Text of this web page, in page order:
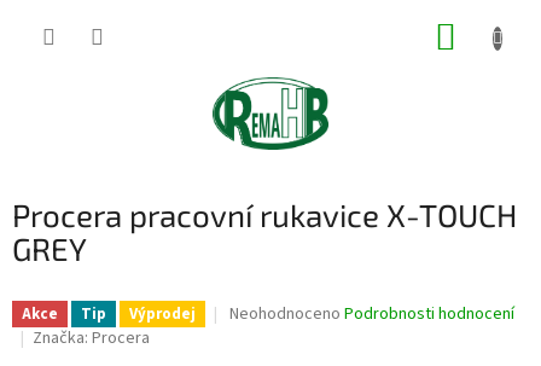
Procera pracovní rukavice X-TOUCH
GREY
Akce Tip Výprodej
Průměrné
Neohodnoceno Podrobnosti hodnocení
Značka: Procera